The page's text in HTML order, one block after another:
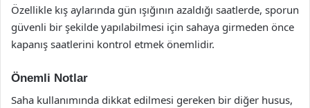
Özellikle kış aylarında gün ışığının azaldığı saatlerde, sporun
güvenli bir şekilde yapılabilmesi için sahaya girmeden önce
kapanış saatlerini kontrol etmek önemlidir.
Önemli Notlar
Saha kullanımında dikkat edilmesi gereken bir diğer husus,